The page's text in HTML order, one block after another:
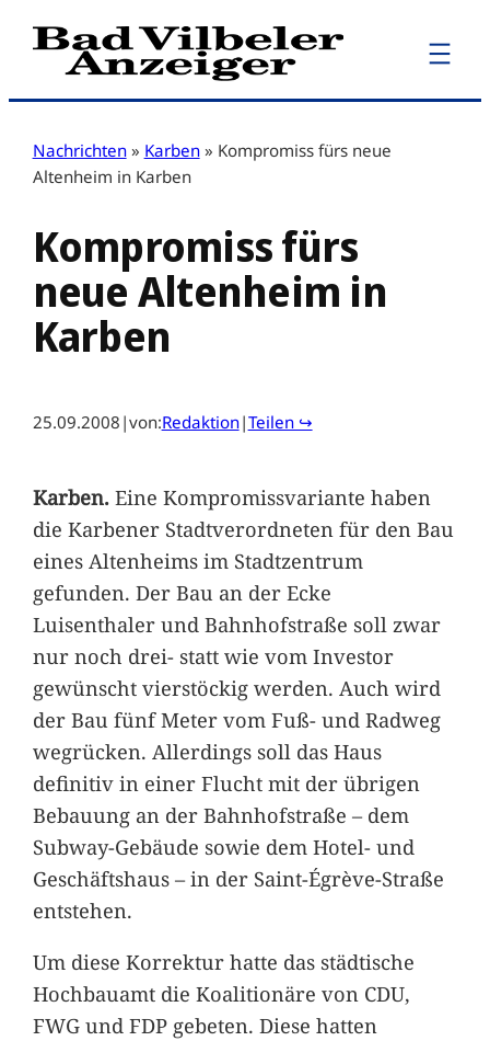
Zum
Inhalt
Nachrichten » Karben » Kompromiss fürs neue
Altenheim in Karben
Kompromiss fürs
neue Altenheim in
Karben
25.09.2008 |von:Redaktion|Teilen ↪
Karben.Eine Kompromissvariante haben
die Karbener Stadtverordneten für den Bau
eines Altenheims im Stadtzentrum
gefunden. Der Bau an der Ecke
Luisenthaler und Bahnhofstraße soll zwar
nur noch drei- statt wie vom Investor
gewünscht vierstöckig werden. Auch wird
der Bau fünf Meter vom Fuß- und Radweg
wegrücken. Allerdings soll das Haus
definitiv in einer Flucht mit der übrigen
Bebauung an der Bahnhofstraße – dem
Subway-Gebäude sowie dem Hotel- und
Geschäftshaus – in der Saint-Égrève-Straße
entstehen.
Um diese Korrektur hatte das städtische
Hochbauamt die Koalitionäre von CDU,
FWG und FDP gebeten. Diese hatten